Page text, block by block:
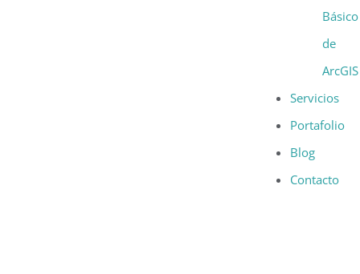
Básico
de
ArcGIS
Servicios
Portafolio
Blog
Contacto